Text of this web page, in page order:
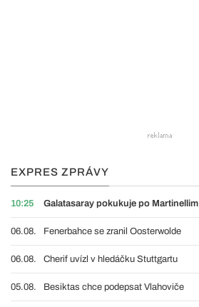
EXPRES ZPRÁVY
10:25 Galatasaray pokukuje po Martinellim
06.08. Fenerbahce se zranil Oosterwolde
06.08. Cherif uvízl v hledáčku Stuttgartu
05.08. Besiktas chce podepsat Vlahoviče